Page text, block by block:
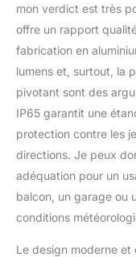
mon verdict est très
offre un rapport
fabrication en
lumens et, surtout, la
pivotant sont des
IP65 garantit une
protection contre les
directions. Je peux
adéquation pour un
balcon, un garage ou
conditions
Le design moderne et